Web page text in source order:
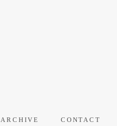
ARCHIVE CONTACT